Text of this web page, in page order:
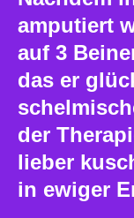
amputiert
auf 3
das er
der
lieber
in ewiger